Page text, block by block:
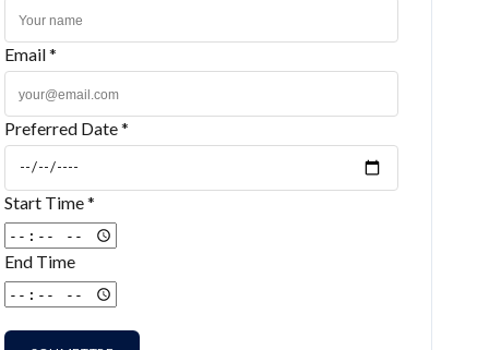
Email *
Preferred Date *
Start Time *
End Time